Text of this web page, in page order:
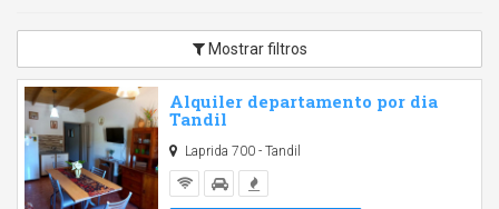
Mostrar filtros
Alquiler departamento por dia
Tandil
Laprida 700 - Tandil